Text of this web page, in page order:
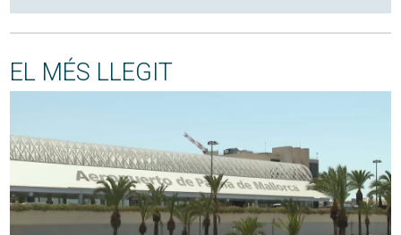
EL MÉS LLEGIT